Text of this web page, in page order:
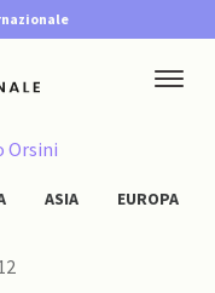
Orsini
ASIA EUROPA